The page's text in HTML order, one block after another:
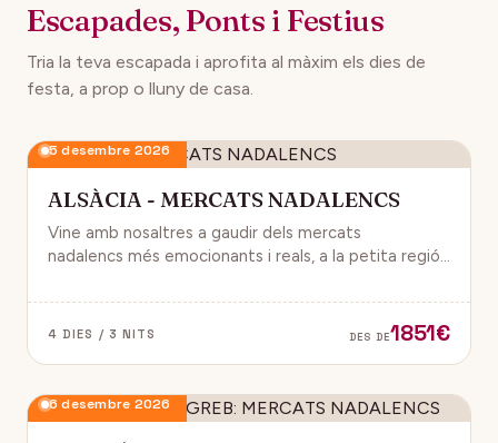
Escapades, Ponts i Festius
Tria la teva escapada i aprofita al màxim els dies de
festa, a prop o lluny de casa.
5 desembre 2026
ALSÀCIA - MERCATS NADALENCS
Vine amb nosaltres a gaudir dels mercats
nadalencs més emocionants i reals, a la petita regió
4 DIES / 3 NITS DES DE1851€
6 desembre 2026